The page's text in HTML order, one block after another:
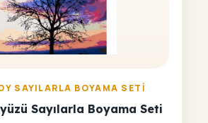
SAYILARLA BOYAMA SETI
Sayılarla Boyama Seti